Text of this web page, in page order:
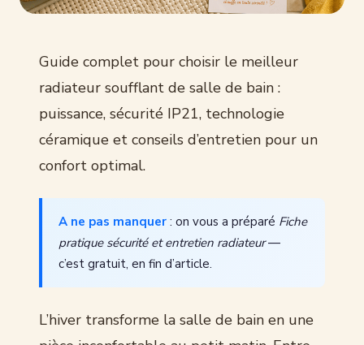
Guide complet pour choisir le meilleur
radiateur soufflant de salle de bain :
puissance, sécurité IP21, technologie
céramique et conseils d’entretien pour un
confort optimal.
A ne pas manquer : on vous a préparé Fiche
pratique sécurité et entretien radiateur—
c’est gratuit, en fin d’article.
L’hiver transforme la salle de bain en une